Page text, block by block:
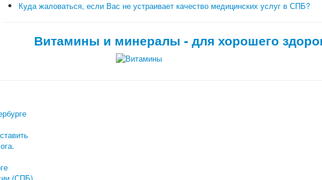
Куда жаловаться, если Вас не устраивает качество медицинских услуг в СПБ?
Витамины и минералы - для хорошего